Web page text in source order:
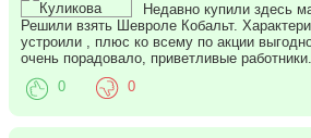
Недавно купили здесь
Решили взять Шевроле Кобальт.
устроили , плюс ко всему по акции
очень порадовало, приветливые
0 0